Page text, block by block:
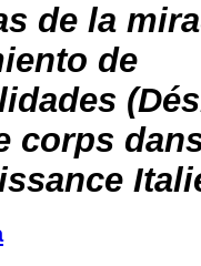
de la
de
corps